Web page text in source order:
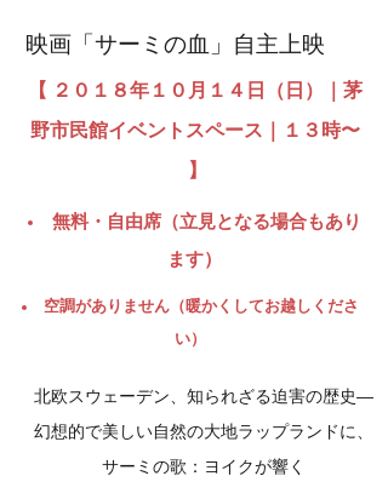
映画「サーミの血」自主上映
空調がありません（暖かくしてお越しくださ
い）
北欧スウェーデン、知られざる迫害の歴史―
幻想的で美しい自然の大地ラップランドに、
サーミの歌：ヨイクが響く
【 ２０１８年１０月１４日（日）｜茅
野市民館イベントスペース｜１３時〜
】
​無料・自由席（立見となる場合もあり
ます）